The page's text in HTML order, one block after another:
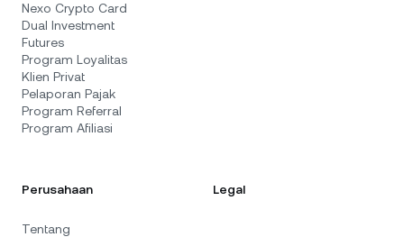
Nexo Crypto Card
Dual Investment
Futures
Program Loyalitas
Klien Privat
Pelaporan Pajak
Program Referral
Program Afiliasi
Perusahaan
Tentang
Legal